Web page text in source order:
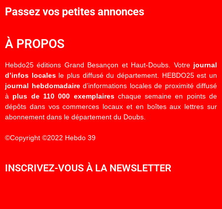
Passez vos petites annonces
À PROPOS
Hebdo25 éditions Grand Besançon et Haut-Doubs. Votre journal
d’infos localesle plus diffusé du département. HEBDO25 est un
journal hebdomadaired’informations locales de proximité diffusé
à plus de 110 000 exemplaireschaque semaine en points de
dépôts dans vos commerces locaux et en boîtes aux lettres sur
abonnement dans le département du Doubs.
©Copyright ©2022 Hebdo 39
INSCRIVEZ-VOUS À LA NEWSLETTER